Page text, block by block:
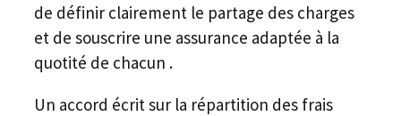
de définir clairement le partage des charges
et de souscrire une assurance adaptée à la
quotité de chacun .
Un accord écrit sur la répartition des frais